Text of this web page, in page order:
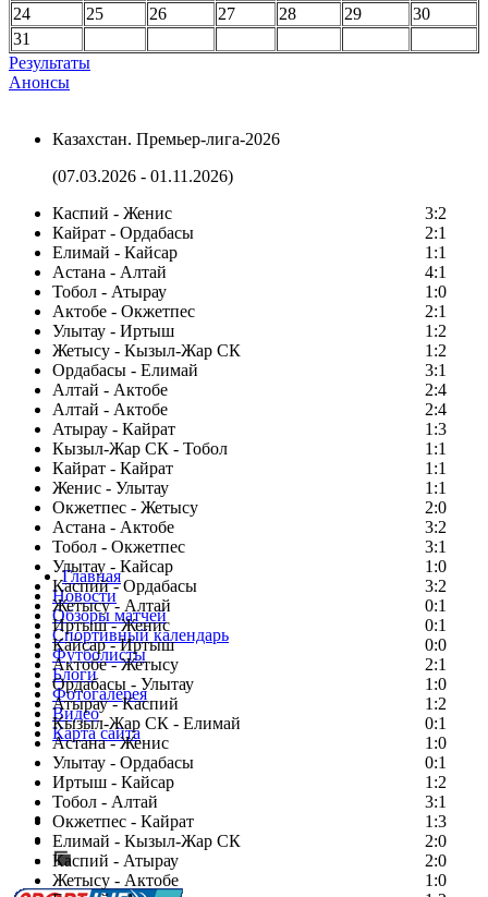
24
25 26 27 28 29
30
31
Результаты
Анонсы
Казахстан. Премьер-лига-2026
(07.03.2026 - 01.11.2026)
Каспий - Женис
3:2
Кайрат - Ордабасы
2:1
Елимай - Кайсар
1:1
Астана - Алтай
4:1
Тобол - Атырау
1:0
Актобе - Окжетпес
2:1
Улытау - Иртыш
1:2
Жетысу - Кызыл-Жар СК
1:2
Ордабасы - Елимай
3:1
Алтай - Актобе
2:4
Алтай - Актобе
2:4
Атырау - Кайрат
1:3
Кызыл-Жар СК - Тобол
1:1
Кайрат - Кайрат
1:1
Женис - Улытау
1:1
Окжетпес - Жетысу
2:0
Астана - Актобе
3:2
Тобол - Окжетпес
3:1
Улытау - Кайсар
1:0
Каспий - Ордабасы
3:2
Жетысу - Алтай
0:1
Иртыш - Женис
0:1
Кайсар - Иртыш
0:0
Актобе - Жетысу
2:1
Ордабасы - Улытау
1:0
Атырау - Каспий
1:2
Кызыл-Жар СК - Елимай
0:1
Астана - Женис
1:0
Улытау - Ордабасы
0:1
Иртыш - Кайсар
1:2
Тобол - Алтай
3:1
Окжетпес - Кайрат
1:3
Елимай - Кызыл-Жар СК
2:0
Каспий - Атырау
2:0
Жетысу - Актобе
1:0
Главная
Новости
Обзоры матчей
Спортивный календарь
Футболисты
Блоги
Фотогалерея
Видео
Карта сайта
Есть идея?
Сообщить о мероприятии
Перейти на старый сайт